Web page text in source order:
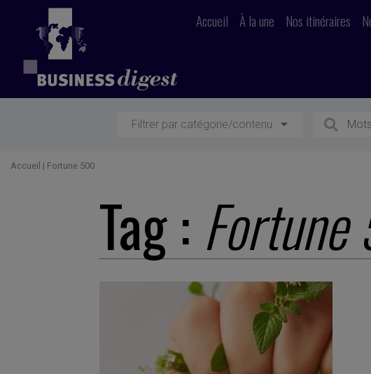
Accueil À la une Nos itinéraires
Filtrer par catégorie/contenu
Accueil | Fortune 500
Tag :